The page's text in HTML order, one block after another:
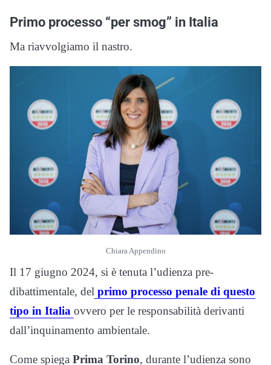
Primo processo “per smog” in Italia
Ma riavvolgiamo il nastro.
Chiara Appendino
Il 17 giugno 2024, si è tenuta l’udienza pre-
dibattimentale, del primo processo penale di questo
tipo in Italia ovvero per le responsabilità derivanti
dall’inquinamento ambientale.
Come spiega Prima Torino, durante l’udienza sono